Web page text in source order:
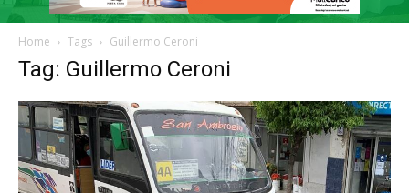
Home Tags Guillermo Ceroni
Tag: Guillermo Ceroni